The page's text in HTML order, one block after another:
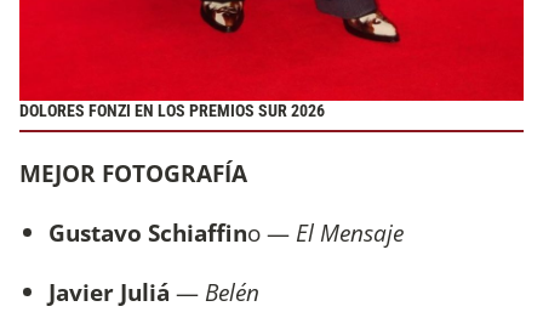
DOLORES FONZI EN LOS PREMIOS SUR 2026
MEJOR FOTOGRAFÍA
Gustavo Schiaffino — El Mensaje
Javier Juliá — Belén